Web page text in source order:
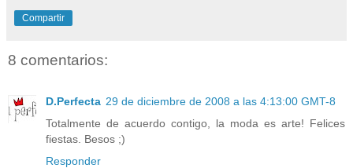
Compartir
8 comentarios:
D.Perfecta 29 de diciembre de 2008 a las 4:13:00 GMT-8
Totalmente de acuerdo contigo, la moda es arte! Felices
fiestas. Besos ;)
Responder